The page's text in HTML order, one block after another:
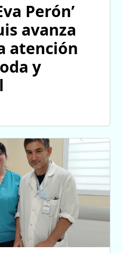
Perón’
avanza
atención
y